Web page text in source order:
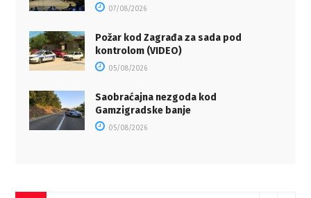
07/08/2026
Požar kod Zagrađa za sada pod
kontrolom (VIDEO)
05/08/2026
Saobraćajna nezgoda kod
Gamzigradske banje
05/08/2026